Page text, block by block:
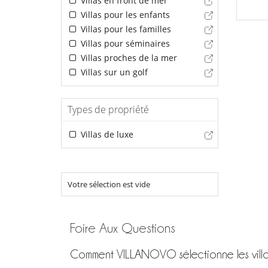
Villas pour les enfants
Villas pour les familles
Villas pour séminaires
Villas proches de la mer
Villas sur un golf
Types de propriété
Villas de luxe
Votre sélection est vide
Foire Aux Questions
Comment VILLANOVO sélectionne les